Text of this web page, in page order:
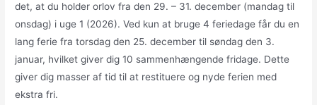
det, at du holder orlov fra den 29. – 31. december (mandag til
onsdag) i uge 1 (2026). Ved kun at bruge 4 feriedage får du en
lang ferie fra torsdag den 25. december til søndag den 3.
januar, hvilket giver dig 10 sammenhængende fridage. Dette
giver dig masser af tid til at restituere og nyde ferien med
ekstra fri.